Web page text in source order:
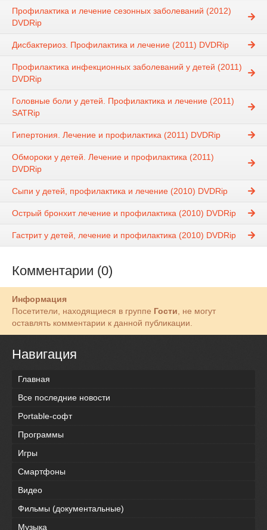
Профилактика и лечение сезонных заболеваний (2012)
DVDRip
Дисбактериоз. Профилактика и лечение (2011) DVDRip
Профилактика инфекционных заболеваний у детей (2011)
DVDRip
Головные боли у детей. Профилактика и лечение (2011)
SATRip
Гипертония. Лечение и профилактика (2011) DVDRip
Обмороки у детей. Лечение и профилактика (2011)
DVDRip
Сыпи у детей, профилактика и лечение (2010) DVDRip
Острый бронхит лечение и профилактика (2010) DVDRip
Гастрит у детей, лечение и профилактика (2010) DVDRip
Комментарии (0)
Информация
Посетители, находящиеся в группе Гости , не могут
оставлять комментарии к данной публикации.
Навигация
Главная
Все последние новости
Portable-софт
Программы
Игры
Смартфоны
Видео
Фильмы (документальные)
Музыка